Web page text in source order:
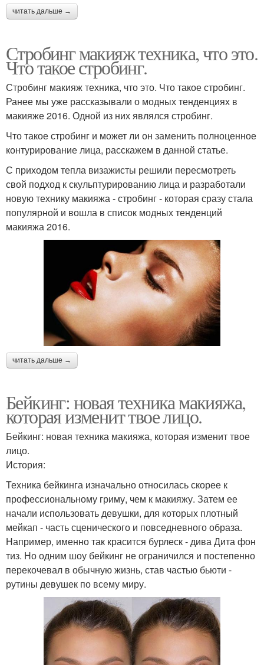
читать дальше →
Стробинг макияж техника, что это.
Что такое стробинг.
Стробинг макияж техника, что это. Что такое стробинг.
Ранее мы уже рассказывали о модных тенденциях в
макияже 2016. Одной из них являлся стробинг.
Что такое стробинг и может ли он заменить полноценное
контурирование лица, расскажем в данной статье.
С приходом тепла визажисты решили пересмотреть
свой подход к скульптурированию лица и разработали
новую технику макияжа - стробинг - которая сразу стала
популярной и вошла в список модных тенденций
макияжа 2016.
читать дальше →
Бейкинг: новая техника макияжа,
которая изменит твое лицо.
Бейкинг: новая техника макияжа, которая изменит твое
лицо.
История:
Техника бейкинга изначально относилась скорее к
профессиональному гриму, чем к макияжу. Затем ее
начали использовать девушки, для которых плотный
мейкап - часть сценического и повседневного образа.
Например, именно так красится бурлеск - дива Дита фон
тиз. Но одним шоу бейкинг не ограничился и постепенно
перекочевал в обычную жизнь, став частью бьюти -
рутины девушек по всему миру.